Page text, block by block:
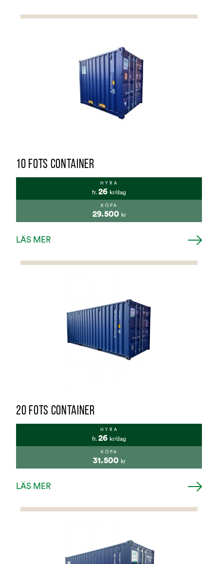
10 FOTS CONTAINER
HYRA
fr. 26 kr/dag
KÖPA
29.500 kr
LÄS MER
20 FOTS CONTAINER
HYRA
fr. 26 kr/dag
KÖPA
31.500 kr
LÄS MER